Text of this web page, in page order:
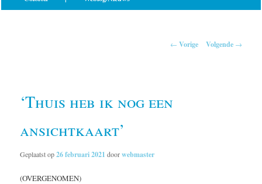
← Vorige Volgende →
‘Thuis heb ik nog een
ansichtkaart’
Geplaatst op26 februari 2021 doorwebmaster
(OVERGENOMEN)